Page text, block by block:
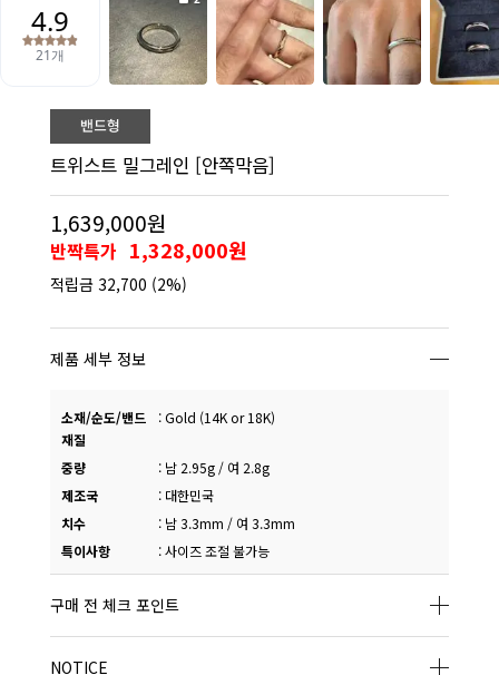
트위스트 밀그레인 [안쪽막음]
1,639,000원
반짝특가 1,328,000원
적립금 32,700 (2%)
제품 세부 정보
소재/순도/밴드
재질
:Gold (14K or 18K)
중량 : 남 2.95g / 여 2.8g
제조국
: 대한민국
치수
: 남 3.3mm / 여 3.3mm
특이사항
:사이즈 조절 불가능
구매 전 체크 포인트
NOTICE